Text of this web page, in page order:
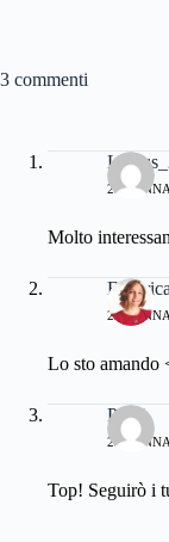
3 commenti
25
Molto
25
Lo sto amando
PNK
28
Top! Seguirò i